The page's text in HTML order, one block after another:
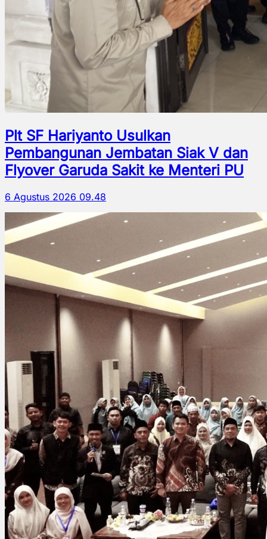
Plt SF Hariyanto Usulkan
Pembangunan Jembatan Siak V dan
Flyover Garuda Sakit ke Menteri PU
6 Agustus 2026 09.48